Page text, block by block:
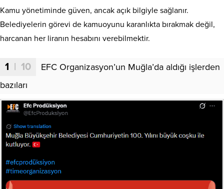
Kamu yönetiminde güven, ancak açık bilgiyle sağlanır.
Belediyelerin görevi de kamuoyunu karanlıkta bırakmak değil,
harcanan her liranın hesabını verebilmektir.
1 | 10
EFC Organizasyon’un Muğla’da aldığı işlerden
bazıları